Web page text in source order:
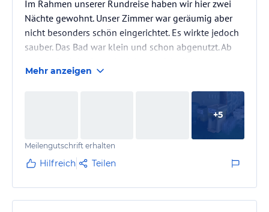
Im Rahmen unserer Rundreise haben wir hier zwei
Nächte gewohnt. Unser Zimmer war geräumig aber
nicht besonders schön eingerichtet. Es wirkte jedoch
sauber. Das Bad war klein und schon abgenutzt. Ab
einen großen Balkon, der zum Pool ausgerichtet war.
Es gibt einen großen Pool und zwei kleine Pools. Alle
stinken sehr stark nach Chlor. Zudem gibt es einen
Frühstück ist nicht besonders gut. Es gibt kaum
Auswahl und…
Mehr anzeigen
+5
Meilengutschrift erhalten
Hilfreich Teilen